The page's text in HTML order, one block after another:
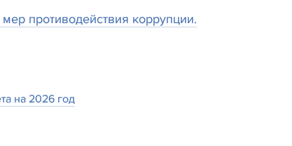
противодействия коррупции.
на 2026 год